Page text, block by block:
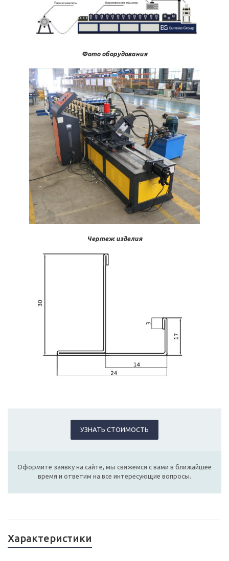
Фото оборудования
Чертеж изделия
УЗНАТЬ СТОИМОСТЬ
Оформите заявку на сайте, мы свяжемся с вами в ближайшее
время и ответим на все интересующие вопросы.
Характеристики